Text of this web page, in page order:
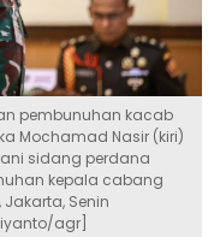
pembunuhan kacab
Mochamad Nasir (kiri)
sidang perdana
kepala cabang
Senin
agr]